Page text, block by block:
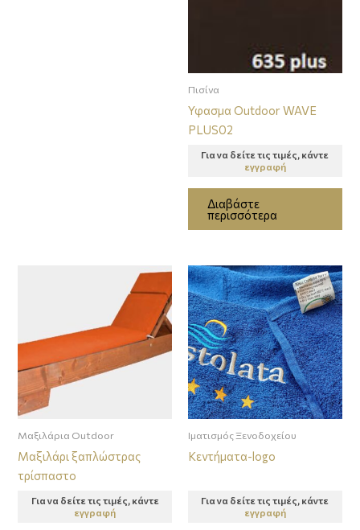
Πισίνα
Υφασμα Outdoor WAVE
PLUS02
Για να δείτε τις τιμές, κάντε
εγγραφή
Διαβάστε
περισσότερα
Μαξιλάρια Outdoor
Μαξιλάρι ξαπλώστρας
τρίσπαστο
Για να δείτε τις τιμές, κάντε
εγγραφή
Ιματισμός Ξενοδοχείου
Κεντήματα-logo
Για να δείτε τις τιμές, κάντε
εγγραφή